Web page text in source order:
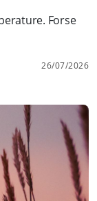
Forse
26/07/2026